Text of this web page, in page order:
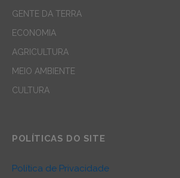
GENTE DA TERRA
ECONOMIA
AGRICULTURA
MEIO AMBIENTE
CULTURA
POLÍTICAS DO SITE
Política de Privacidade